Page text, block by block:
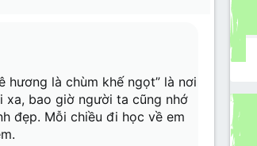
hương là chùm khế ngọt” là nơi
xa, bao giờ người ta cũng nhớ
đẹp. Mỗi chiều đi học về em